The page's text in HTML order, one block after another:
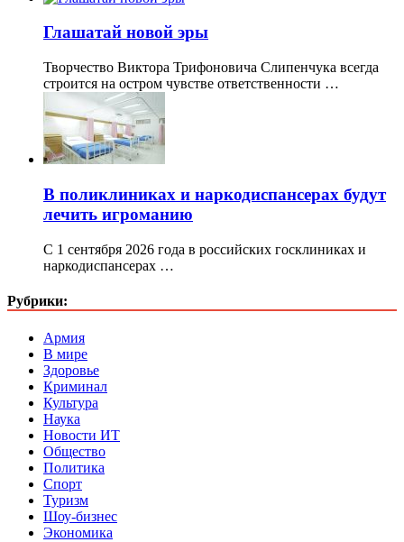
Глашатай новой эры
Творчество Виктора Трифоновича Слипенчука всегда
строится на остром чувстве ответственности …
В поликлиниках и наркодиспансерах будут
лечить игроманию
С 1 сентября 2026 года в российских госклиниках и
наркодиспансерах …
Рубрики:
Армия
В мире
Здоровье
Криминал
Культура
Наука
Новости ИТ
Общество
Политика
Спорт
Туризм
Шоу-бизнес
Экономика